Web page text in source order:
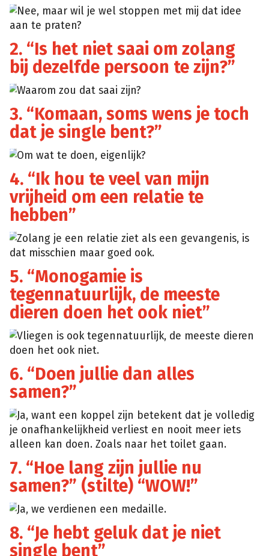
Nee, maar wil je wel stoppen met mij dat idee
aan te praten?
2. “Is het niet saai om zolang
bij dezelfde persoon te zijn?”
Waarom zou dat saai zijn?
3. “Komaan, soms wens je toch
dat je single bent?”
Om wat te doen, eigenlijk?
4. “Ik hou te veel van mijn
vrijheid om een relatie te
hebben”
Zolang je een relatie ziet als een gevangenis, is
dat misschien maar goed ook.
5. “Monogamie is
tegennatuurlijk, de meeste
dieren doen het ook niet”
Vliegen is ook tegennatuurlijk, de meeste dieren
doen het ook niet.
6. “Doen jullie dan alles
samen?”
Ja, want een koppel zijn betekent dat je volledig
je onafhankelijkheid verliest en nooit meer iets
alleen kan doen. Zoals naar het toilet gaan.
7. “Hoe lang zijn jullie nu
samen?” (stilte) “WOW!”
Ja, we verdienen een medaille.
8. “Je hebt geluk dat je niet
single bent”